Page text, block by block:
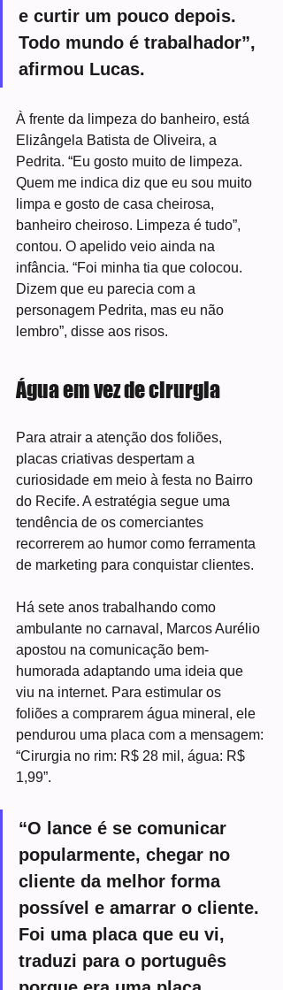
e curtir um pouco depois.
Todo mundo é trabalhador”,
afirmou Lucas.
À frente da limpeza do banheiro, está
Elizângela Batista de Oliveira, a
Pedrita. “Eu gosto muito de limpeza.
Quem me indica diz que eu sou muito
limpa e gosto de casa cheirosa,
banheiro cheiroso. Limpeza é tudo”,
contou. O apelido veio ainda na
infância. “Foi minha tia que colocou.
Dizem que eu parecia com a
personagem Pedrita, mas eu não
lembro”, disse aos risos.
Água em vez de cirurgia
Para atrair a atenção dos foliões,
placas criativas despertam a
curiosidade em meio à festa no Bairro
do Recife. A estratégia segue uma
tendência de os comerciantes
recorrerem ao humor como ferramenta
de marketing para conquistar clientes.
Há sete anos trabalhando como
ambulante no carnaval, Marcos Aurélio
apostou na comunicação bem-
humorada adaptando uma ideia que
viu na internet. Para estimular os
foliões a comprarem água mineral, ele
pendurou uma placa com a mensagem:
“Cirurgia no rim: R$ 28 mil, água: R$
1,99”.
“O lance é se comunicar
popularmente, chegar no
cliente da melhor forma
possível e amarrar o cliente.
Foi uma placa que eu vi,
traduzi para o português